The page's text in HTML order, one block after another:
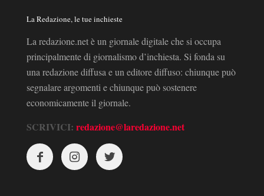
La Redazione, le tue inchieste
La redazione.net è un giornale digitale che si occupa
principalmente di giornalismo d’inchiesta. Si fonda su
una redazione diffusa e un editore diffuso: chiunque può
segnalare argomenti e chiunque può sostenere
economicamente il giornale.
SCRIVICI: redazione@laredazione.net